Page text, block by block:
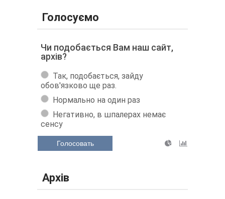
Голосуємо
Чи подобається Вам наш сайт,
архів?
Так, подобається, зайду
обов'язково ще раз.
Нормально на один раз
Негативно, в шпалерах немає
сенсу
Голосовать
Архів